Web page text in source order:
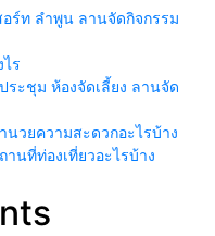
ร์ท ลำพูน ลานจัดกิจกรรม
ร
ระชุม ห้องจัดเลี้ยง ลานจัด
นวยความสะดวกอะไรบ้าง
นที่ท่องเที่ยวอะไรบ้าง